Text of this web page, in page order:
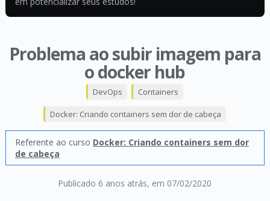
Problema ao subir imagem para
o docker hub
Publicado 6 anos atrás, em 07/02/2020
DevOps Containers
Docker: Criando containers sem dor de cabeça
Referente ao curso Docker: Criando containers sem dor
de cabeça